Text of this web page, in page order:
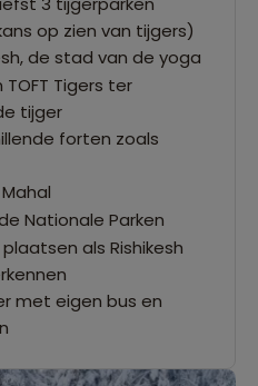
op zien van tijgers)
de stad van de yoga
Tigers ter
tijger
forten zoals
Nationale Parken
als Rishikesh
met eigen bus en